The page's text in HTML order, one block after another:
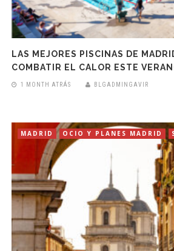
LAS MEJORES PISCINAS DE
COMBATIR EL CALOR ESTE
1 MONTH ATRÁS BLGADMINGAVIR
MADRID OCIO Y PLANES MADRID